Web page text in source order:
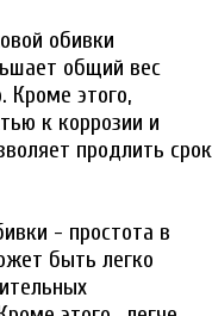
обивки
общий вес
Кроме этого,
к коррозии и
продлить срок
- простота в
быть легко